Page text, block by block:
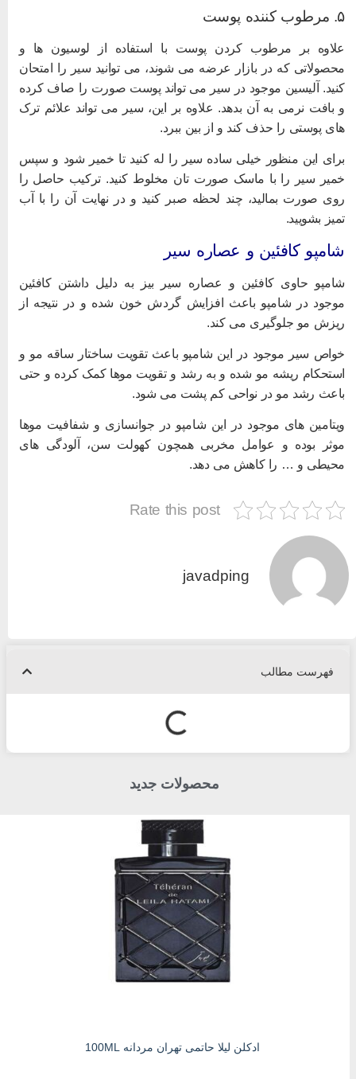
بر مرطوب کردن پوست با استفاده از لوسیون ها و
که در بازار عرضه می شوند، می توانید سیر را امتحان
آلیسین موجود در سیر می تواند پوست صورت را صاف کرده
بافت نرمی به آن بدهد. علاوه بر این، سیر می تواند علائم ترک
پوستی را حذف کند و از بین ببرد.
این منظور خیلی ساده سیر را له کنید تا خمیر شود و سپس
سیر را با ماسک صورت تان مخلوط کنید. ترکیب حاصل را
صورت بمالید، چند لحظه صبر کنید و در نهایت آن را با آب
بشویید.
کافئین و عصاره سیر
حاوی کافئین و عصاره سیر بیز به دلیل داشتن کافئین
در شامپو باعث افزایش گردش خون شده و در نتیجه از
مو جلوگیری می کند.
سیر موجود در این شامپو باعث تقویت ساختار ساقه مو و
ریشه مو شده و به رشد و تقویت موها کمک کرده و حتی
رشد مو در نواحی کم پشت می شود.
های موجود در این شامپو در جوانسازی و شفافیت موها
بوده و عوامل مخربی همچون کهولت سن، آلودگی های
و … را کاهش می دهد.
Rate this post
javadping
فهرست مطالب
محصولات جدید
ادکلن لیلا حاتمی تهران مردانه 100ML